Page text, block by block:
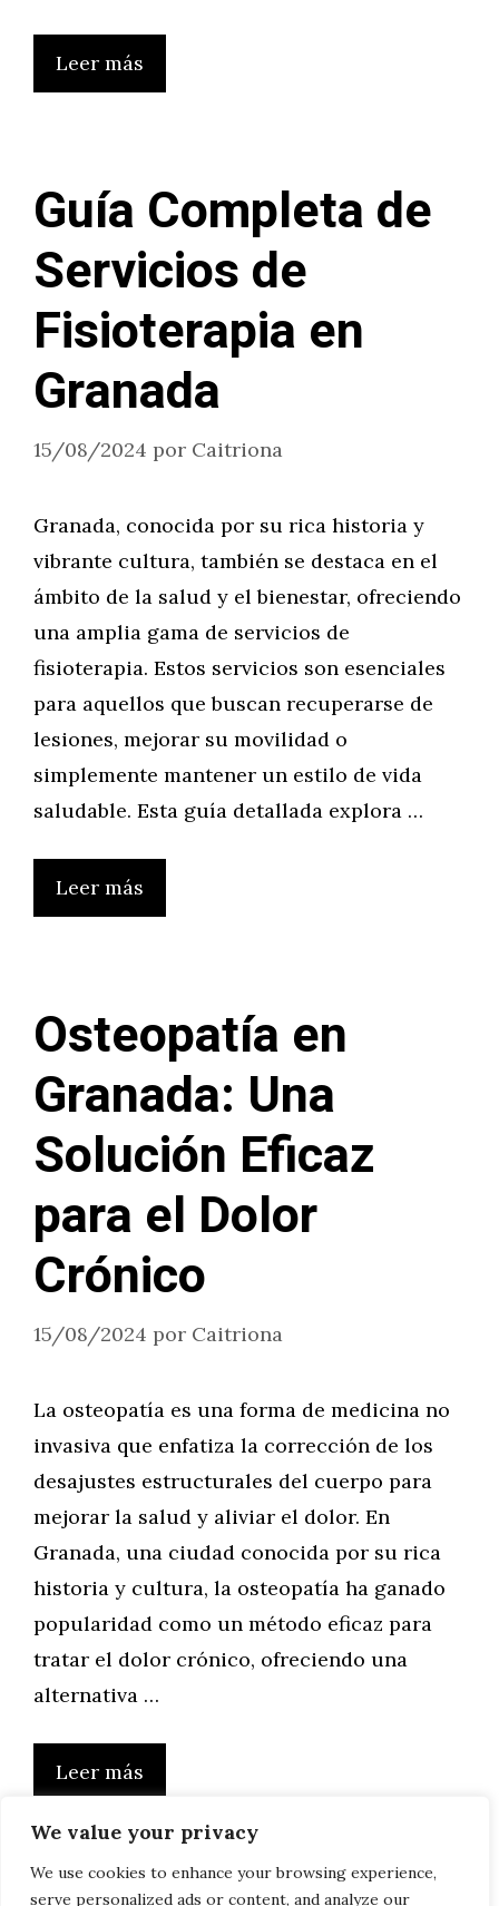
We value your privacy
We use cookies to enhance your browsing experience,
serve personalized ads or content, and analyze our
Leer más
Guía Completa de
Servicios de
Fisioterapia en
Granada
15/08/2024 por Caitriona
Granada, conocida por su rica historia y
vibrante cultura, también se destaca en el
ámbito de la salud y el bienestar, ofreciendo
una amplia gama de servicios de
fisioterapia. Estos servicios son esenciales
para aquellos que buscan recuperarse de
lesiones, mejorar su movilidad o
simplemente mantener un estilo de vida
saludable. Esta guía detallada explora …
Leer más
Osteopatía en
Granada: Una
Solución Eficaz
para el Dolor
Crónico
15/08/2024 por Caitriona
La osteopatía es una forma de medicina no
invasiva que enfatiza la corrección de los
desajustes estructurales del cuerpo para
mejorar la salud y aliviar el dolor. En
Granada, una ciudad conocida por su rica
historia y cultura, la osteopatía ha ganado
popularidad como un método eficaz para
tratar el dolor crónico, ofreciendo una
alternativa …
Leer más